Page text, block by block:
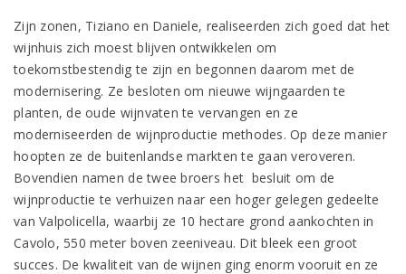
Zijn zonen, Tiziano en Daniele, realiseerden zich goed dat het
wijnhuis zich moest blijven ontwikkelen om
toekomstbestendig te zijn en begonnen daarom met de
modernisering. Ze besloten om nieuwe wijngaarden te
planten, de oude wijnvaten te vervangen en ze
moderniseerden de wijnproductie methodes. Op deze manier
hoopten ze de buitenlandse markten te gaan veroveren.
Bovendien namen de twee broers het besluit om de
wijnproductie te verhuizen naar een hoger gelegen gedeelte
van Valpolicella, waarbij ze 10 hectare grond aankochten in
Cavolo, 550 meter boven zeeniveau. Dit bleek een groot
succes. De kwaliteit van de wijnen ging enorm vooruit en ze